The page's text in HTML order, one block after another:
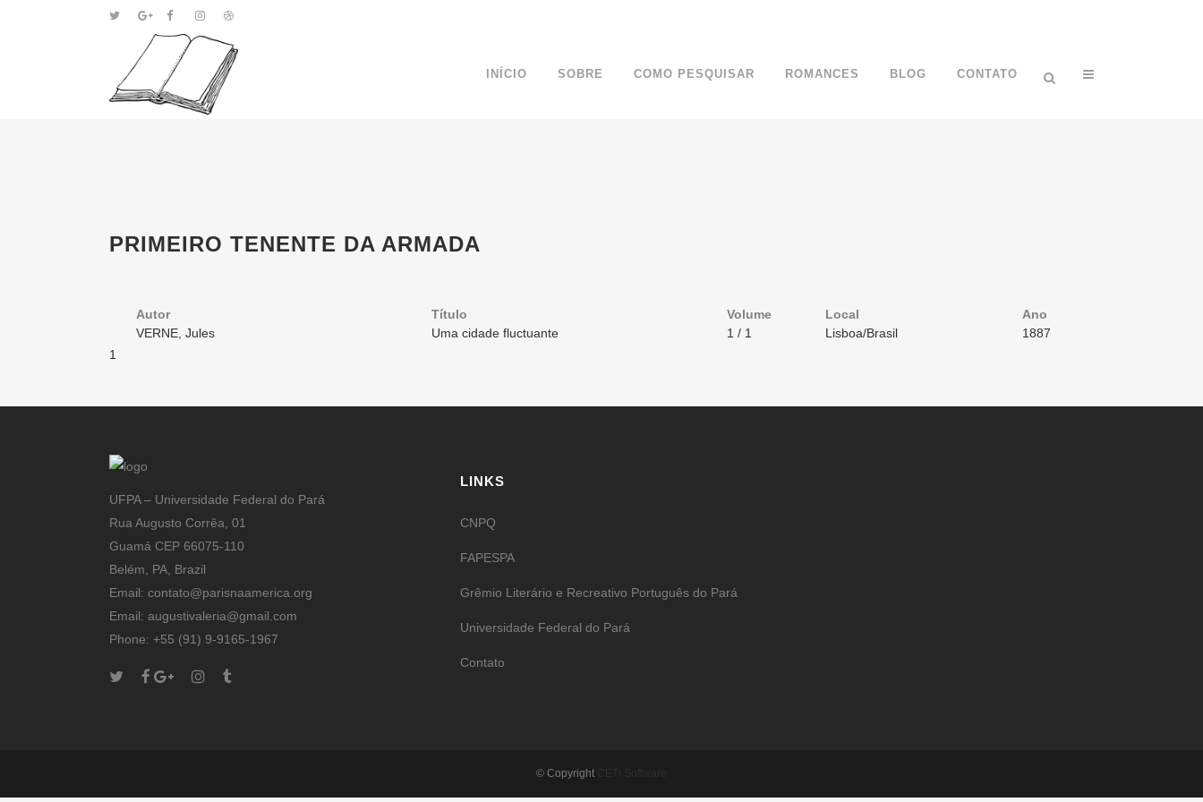
INÍCIO SOBRE COMO PESQUISAR ROMANCES BLOG CONTATO
PRIMEIRO TENENTE DA ARMADA
Autor Título Volume Local
Ano
VERNE, Jules
Uma cidade fluctuante 1 / 1 Lisboa/Brasil
1887
1
UFPA – Universidade Federal do Pará
Rua Augusto Corrêa, 01
Guamá CEP 66075-110
Belém, PA, Brazil
Email: contato@parisnaamerica.org
Email: augustivaleria@gmail.com
Phone: +55 (91) 9-9165-1967
LINKS
CNPQ
FAPESPA
Grêmio Literário e Recreativo Português do Pará
Universidade Federal do Pará
Contato
© Copyright